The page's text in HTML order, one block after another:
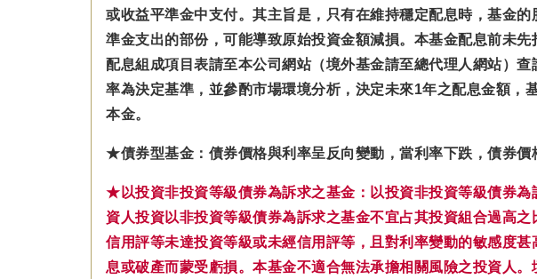
或收益平準金中支付。 其主旨是，只有在維持穩定配息時，基金
準金支出的部份，可能導致原始投資金額減損。本基金配息前未
配息組成項目表請至本公司網站（境外基金請至總代理人網站）
率為決定基準，並參酌市場環境分析，決定未來1年之配息金額
本金。
★債券型基金：債券價格與利率呈反向變動，當利率下跌，債券價
★以投資非投資等級債券為訴求之基金：以投資非投資等級債券
資人投資以非投資等級債券為訴求之基金不宜占其投資組合過高
信用評等未達投資等級或未經信用評等，且對利率變動的敏感度
息或破產而蒙受虧損。本基金不適合無法承擔相關風險之投資人